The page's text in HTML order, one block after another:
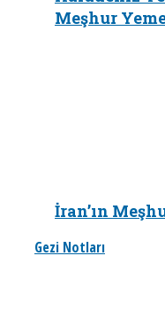
Meşhur
İran’ın
Gezi Notları